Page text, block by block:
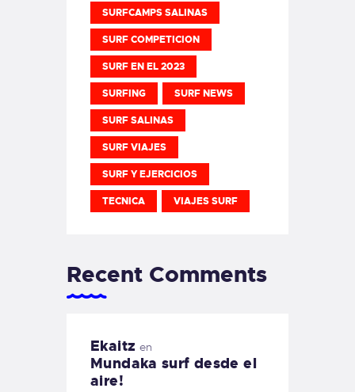
SURFCAMPS SALINAS
SURF COMPETICION
SURF EN EL 2023
SURFING SURF NEWS
SURF SALINAS
SURF VIAJES
SURF Y EJERCICIOS
TECNICA VIAJES SURF
Recent Comments
Ekaitz en
Mundaka surf desde el
aire!